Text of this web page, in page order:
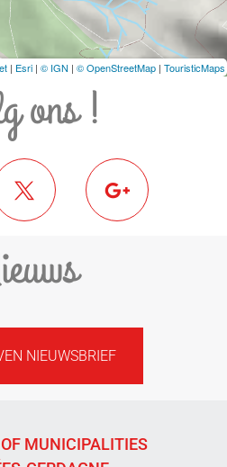
| Esri | © IGN | © OpenStreetMap | TouristicMaps
ons !
NIEUWSBRIEF
MUNICIPALITIES